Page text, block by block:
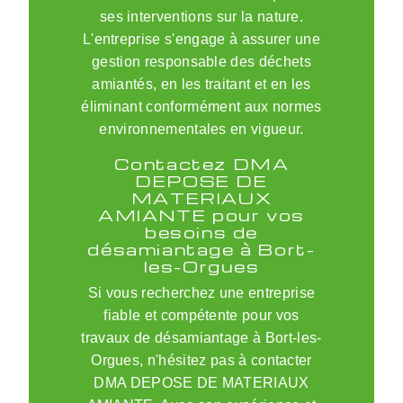
ses interventions sur la nature.
L'entreprise s'engage à assurer une
gestion responsable des déchets
amiantés, en les traitant et en les
éliminant conformément aux normes
environnementales en vigueur.
Contactez DMA
DEPOSE DE
MATERIAUX
AMIANTE pour vos
besoins de
désamiantage à Bort-
les-Orgues
Si vous recherchez une entreprise
fiable et compétente pour vos
travaux de désamiantage à Bort-les-
Orgues, n'hésitez pas à contacter
DMA DEPOSE DE MATERIAUX